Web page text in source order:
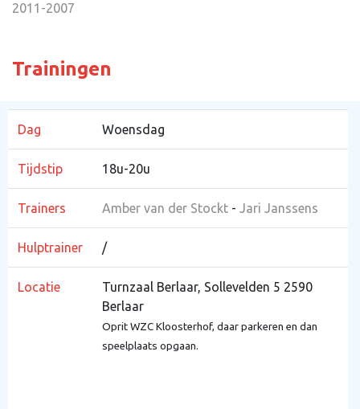
2011-2007
Trainingen
Dag Woensdag
Tijdstip 18u-20u
Trainers Amber van der Stockt - Jari Janssens
Hulptrainer /
Locatie
Turnzaal Berlaar, Sollevelden 5 2590
Berlaar
Oprit WZC Kloosterhof, daar parkeren en dan
speelplaats opgaan.